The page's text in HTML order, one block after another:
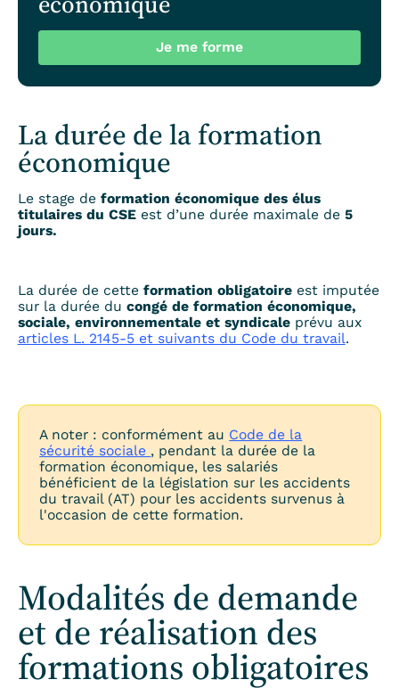
Je me forme
La durée de la formation
économique
Le stage deformation économique des élus
titulaires du CSE est d’une durée maximale de 5
jours.
La durée de cette formation obligatoireest imputée
sur la durée du congé de formation économique,
sociale, environnementale et syndicaleprévu aux
articles L. 2145-5 et suivants du Code du travail.
A noter : conformément au Code de la
sécurité sociale , pendant la durée de la
formation économique, les salariés
bénéficient de la législation sur les accidents
du travail (AT) pour les accidents survenus à
l'occasion de cette formation.
Modalités de demande
et de réalisation des
formations obligatoires